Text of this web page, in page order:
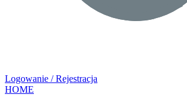
Logowanie / Rejestracja
HOME